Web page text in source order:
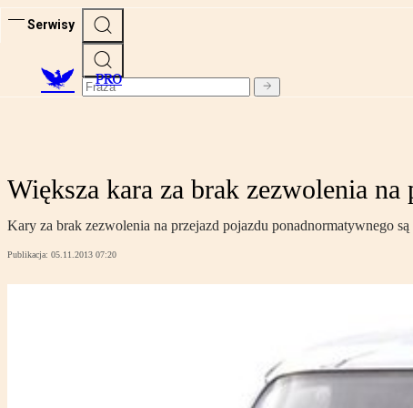
Serwisy
PRO
Większa kara za brak zezwolenia
Kary za brak zezwolenia na przejazd pojazdu ponadnormatywnego
Publikacja: 05.11.2013 07:20